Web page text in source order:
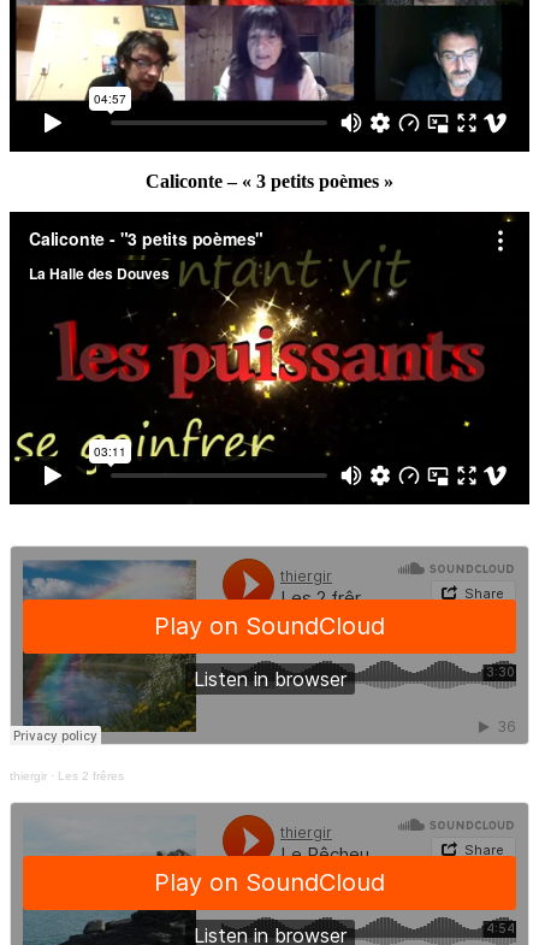
Caliconte – « 3 petits poèmes »
thiergir · Les 2 frêres